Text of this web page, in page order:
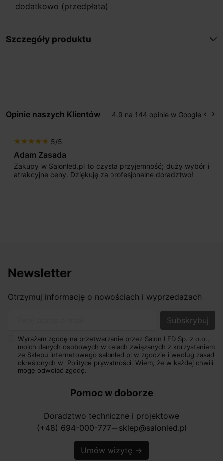
dodatkowo (przedpłata)
Szczegóły produktu
Opinie naszych Klientów 4.9 na 144 opinie w Google keyboard_arrow_left keyboard_arrow_right
star star star star star 5/5
Adam Zasada
Zakupy w Salonled.pl to czysta przyjemność; duży wybór i
atrakcyjne ceny. Dziękuję za profesjonalne doradztwo!
Newsletter
Otrzymuj informację o nowościach i wyprzedażach
Wyrażam zgodę na przetwarzanie przez Salon LED Sp. z o.o.,
moich danych osobowych w celach związanych z korzystaniem
ze Sklepu internetowego salonled.pl w zgodzie i według zasad
określonych w Polityce prywatności. Wiem, że w każdej chwili
mogę odwołać zgodę.
Pomoc w doborze
Doradztwo techniczne i projektowe
(+48) 694-000-777 horizontal_rule sklep@salonled.pl
Umów wizytę →